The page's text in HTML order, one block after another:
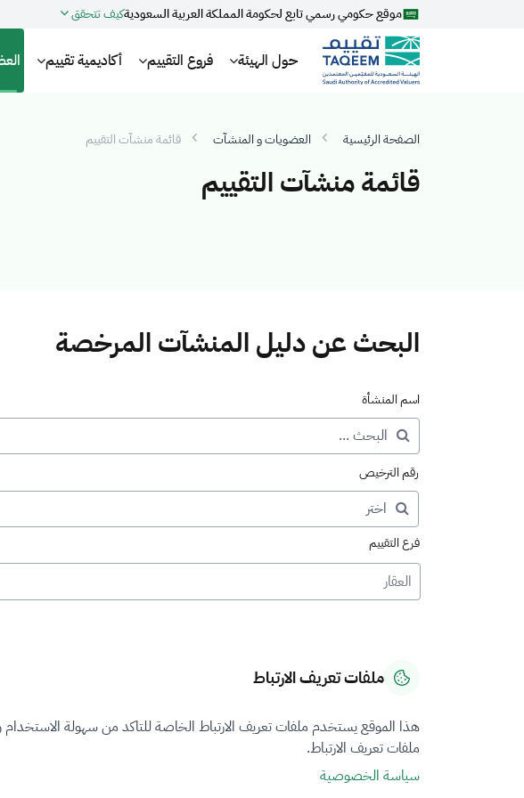
موقع حكومي رسمي تابع لحكومة المملكة العربية السعوديةكيف تتحقق
حول الهيئة فروع التقييم أكاديمية تقييم
الصفحة الرئيسية العضويات و المنشآت قائمة منشآت التقييم
قائمة منشآت التقييم
البحث عن دليل المنشآت المرخصة
اسم المنشأة
رقم الترخيص
فرع التقييم
العقار
ملفات تعريف الارتباط
هذا الموقع يستخدم ملفات تعريف الارتباط الخاصة للتاكد من سهولة
ملفات تعريف الارتباط.
سياسة الخصوصية